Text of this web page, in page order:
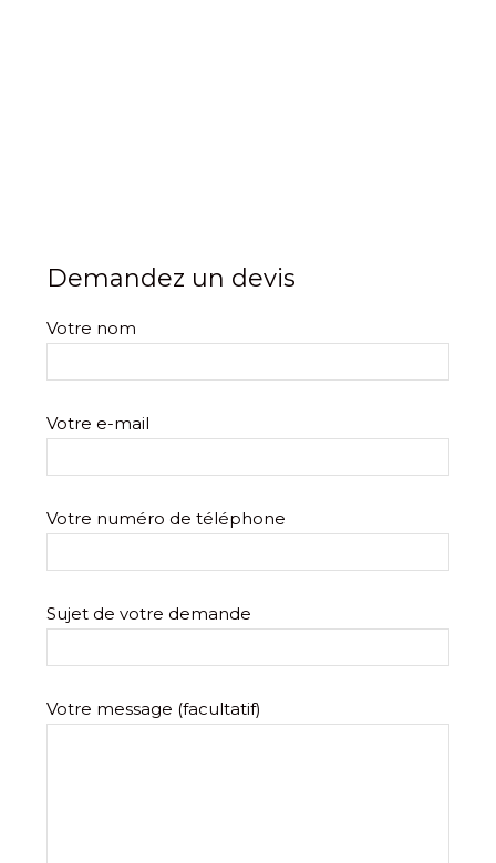
Demandez un devis
Votre nom
Votre e-mail
Votre numéro de téléphone
Sujet de votre demande
Votre message (facultatif)